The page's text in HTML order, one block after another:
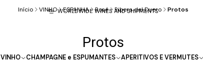
VINHO CHAMPAGNE e ESPUMANTES APERITIVOS E VERMUTES
WORLDWIDE WINES AND SHIPMENTS
Início VINHO ESPANHA Rosé Ribera del Duero Protos
Protos